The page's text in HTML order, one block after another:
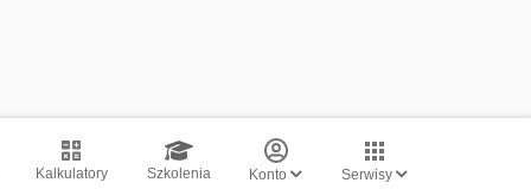
Kalkulatory Szkolenia Konto Serwisy